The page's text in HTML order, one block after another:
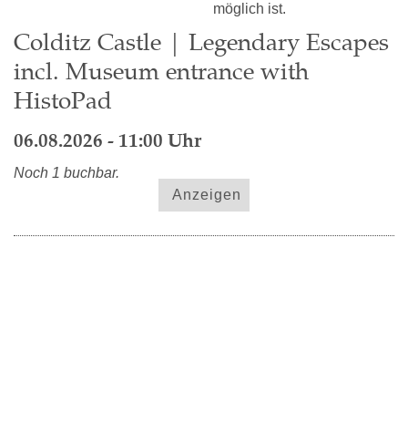
möglich ist.
Colditz Castle | Legendary Escapes
incl. Museum entrance with
HistoPad
06.08.2026 - 11:00 Uhr
Noch 1 buchbar.
Anzeigen